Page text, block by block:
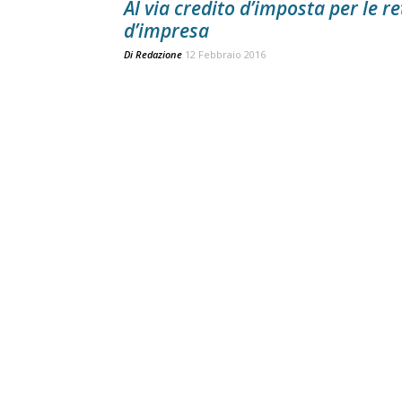
Al via credito d’imposta per le
d’impresa
Di Redazione 12 Febbraio 2016